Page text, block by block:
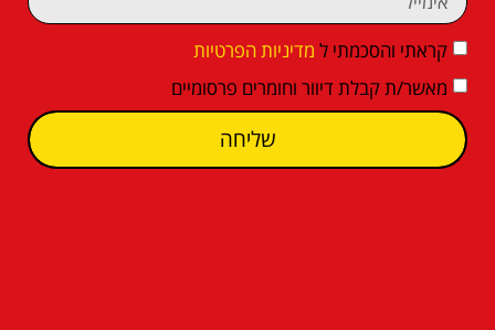
קראתי והסכמתי ל מדיניות הפרטיות
מאשר/ת קבלת דיוור וחומרים פרסומיים
שליחה